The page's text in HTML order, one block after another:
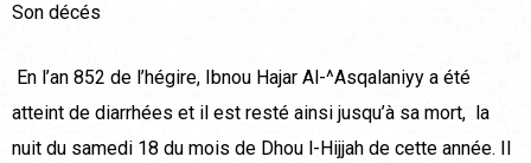
Son décés
En l’an 852 de l’hégire, Ibnou Hajar Al-^Asqalaniyy a été
atteint de diarrhées et il est resté ainsi jusqu’à sa mort, la
nuit du samedi 18 du mois de Dhou l-Hijjah de cette année. Il